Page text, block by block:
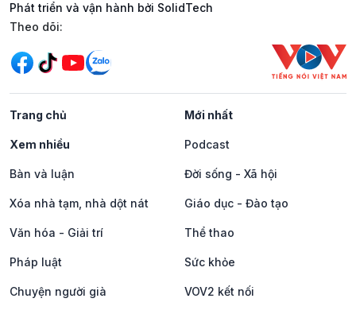
Phát triển và vận hành bởi SolidTech
Mạng xã hội
Theo dõi:
Trang chủ Mới nhất
Xem nhiều Podcast
Bàn và luận Đời sống - Xã hội
Xóa nhà tạm, nhà dột nát Giáo dục - Đào tạo
Văn hóa - Giải trí Thể thao
Pháp luật Sức khỏe
Chuyện người già VOV2 kết nối